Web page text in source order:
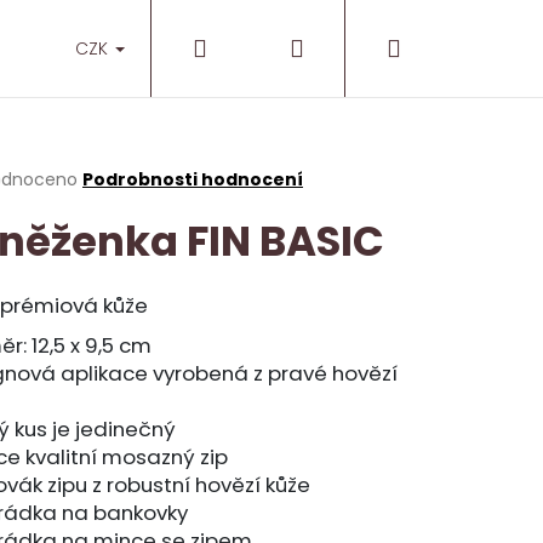
O nás Prodejny
CZK Přihlášení
Podrobnosti hodnocení
FIN BASIC
prémiová kůže
12,5 x 9,5 cm
aplikace vyrobená z pravé hovězí
kus je jedinečný
kvalitní mosazný zip
zipu z robustní hovězí kůže
na bankovky